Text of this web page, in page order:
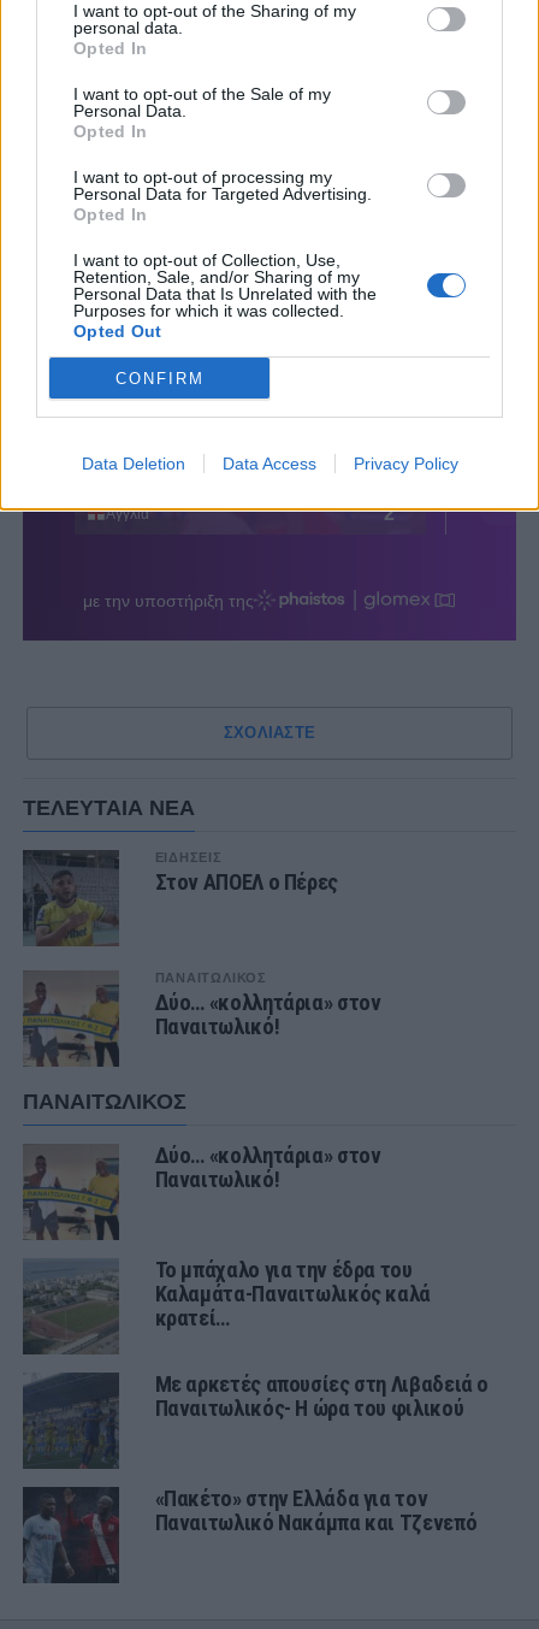
I want to opt-out of the Sharing of my
personal data.
Opted In
I want to opt-out of the Sale of my
Personal Data.
Opted In
I want to opt-out of processing my
Personal Data for Targeted Advertising.
Opted In
I want to opt-out of Collection, Use,
Retention, Sale, and/or Sharing of my
Personal Data that Is Unrelated with the
Purposes for which it was collected.
Opted Out
CONFIRM
Data Deletion Data Access Privacy Policy
ΣΧΟΛΙΑΣΤΕ
ΤΕΛΕΥΤΑΙΑ ΝΕΑ
ΕΙΔΗΣΕΙΣ
Στον ΑΠΟΕΛ ο Πέρες
ΠΑΝΑΙΤΩΛΙΚΟΣ
Δύο… «κολλητάρια» στον
Παναιτωλικό!
ΠΑΝΑΙΤΩΛΙΚΟΣ
Δύο… «κολλητάρια» στον
Παναιτωλικό!
Το μπάχαλο για την έδρα του
Καλαμάτα-Παναιτωλικός καλά
κρατεί…
Με αρκετές απουσίες στη Λιβαδειά ο
Παναιτωλικός- Η ώρα του φιλικού
«Πακέτο» στην Ελλάδα για τον
Παναιτωλικό Νακάμπα και Τζενεπό